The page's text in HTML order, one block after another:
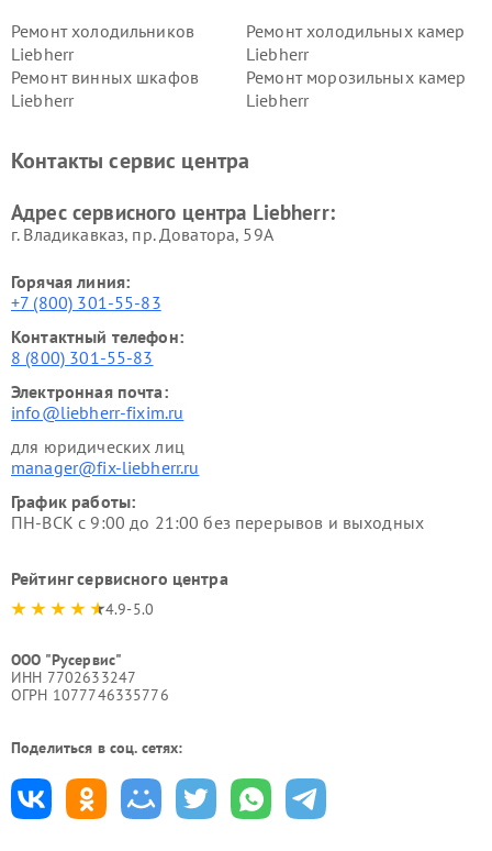
Ремонт холодильников
Liebherr
Ремонт холодильных камер
Liebherr
Ремонт винных шкафов
Liebherr
Ремонт морозильных камер
Liebherr
Контакты сервис центра
Адрес сервисного центра Liebherr:
г. Владикавказ, пр. Доватора, 59А
Горячая линия:
+7 (800) 301-55-83
Контактный телефон:
8 (800) 301-55-83
Электронная почта:
info@liebherr-fixim.ru
для юридических лиц
manager@fix-liebherr.ru
График работы:
ПН-ВСК с 9:00 до 21:00 без перерывов и выходных
Рейтинг сервисного центра
4.9-5.0
ООО "Русервис"
ИНН 7702633247
ОГРН 1077746335776
Поделиться в соц. сетях: